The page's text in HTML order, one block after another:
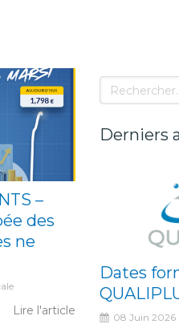
–
des
ne
Lire l'article
Rechercher
Derniers
Dates
08 Juin 2026